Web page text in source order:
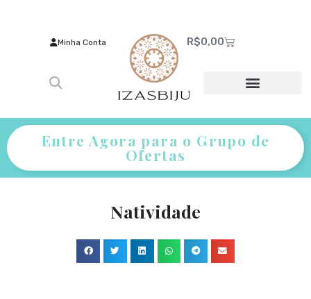
Minha Conta R$0,00
Entre Agora para o Grupo de
Ofertas
Natividade